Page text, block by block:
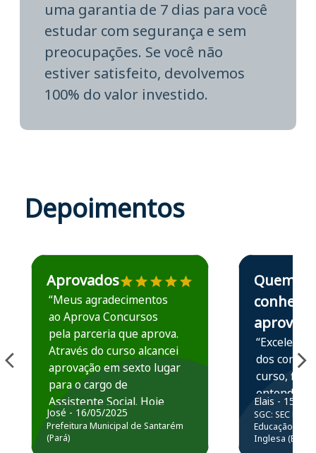
uma garantia de 7 dias para você
estudar com segurança e sem
preocupações. Se você não
estiver satisfeito, devolvemos
100% do valor investido.
Depoimentos
Estudante José recomenda o Aprova Concursos em
Aprovados
“Meus agradecimentos
ao Aprova Concursos
pela parceria que aprova.
Através do curso alcancei
aprovação em sexto lugar
para o cargo de
Assistente Social. Hoje
estou atuando na
Prefeitura de Santarém.
José - 16/05/2025
Prefeitura Municipal de Santarém
(Pará)
Estudante Elais
Quem
conhece,
aprova
“Excelente
dos
curso,
entender e
prática
resolução
questões.”
Elais - 15/07/
SGC: SEC BA
Educação
Inglesa (Edital